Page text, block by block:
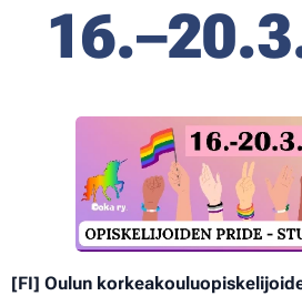
16.–
[FI] Oulun